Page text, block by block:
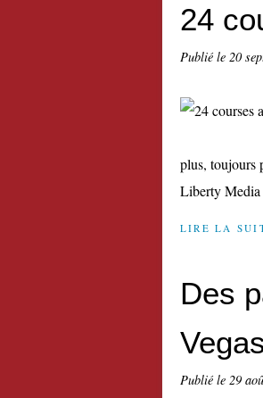
24
Publié le 20
plus, toujours
Liberty Media
LIRE LA
Des
Publié le 29